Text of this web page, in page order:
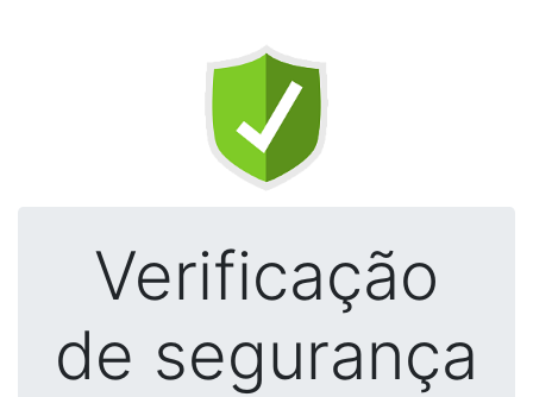
Verificação
de segurança